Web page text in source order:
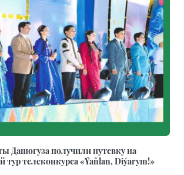
Дашогуза получили путевку на
тур телеконкурса «Ýaňlan, Diýarym!»